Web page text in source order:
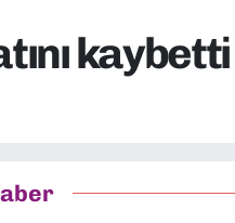
kaybetti